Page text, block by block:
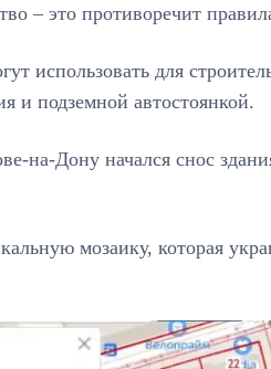
– это противоречит
использовать для
и подземной автостоянкой.
на-Дону начался снос
мозаику, которая